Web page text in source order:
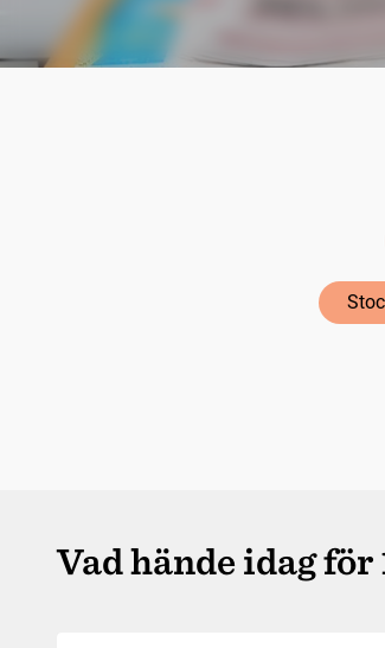
Vad hände idag för